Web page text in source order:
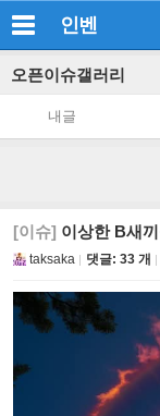
인벤
오픈이슈갤러리
내글
[이슈] 이상한 B새
taksaka 댓글: 33 개